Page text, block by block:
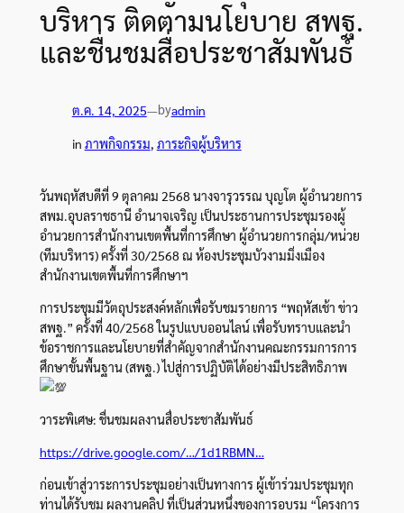
บริหาร ติดตามนโยบาย สพฐ.
และชื่นชมสื่อประชาสัมพันธ์
ต.ค. 14, 2025—byadmin
in ภาพกิจกรรม ภาระกิจผู้บริหาร
วันพฤหัสบดีที่ 9 ตุลาคม 2568 นางจารุวรรณ บุญโต ผู้อำนวยการ
สพม.อุบลราชธานี อำนาจเจริญ เป็นประธานการประชุมรองผู้
อำนวยการสำนักงานเขตพื้นที่การศึกษา ผู้อำนวยการกลุ่ม/หน่วย
(ทีมบริหาร) ครั้งที่ 30/2568 ณ ห้องประชุมบัวงามมิ่งเมือง
สำนักงานเขตพื้นที่การศึกษาฯ
การประชุมมีวัตถุประสงค์หลักเพื่อรับชมรายการ “พฤหัสเช้า ข่าว
สพฐ.” ครั้งที่ 40/2568 ในรูปแบบออนไลน์ เพื่อรับทราบและนำ
ข้อราชการและนโยบายที่สำคัญจากสำนักงานคณะกรรมการการ
ศึกษาขั้นพื้นฐาน (สพฐ.) ไปสู่การปฏิบัติได้อย่างมีประสิทธิภาพ
วาระพิเศษ: ชื่นชมผลงานสื่อประชาสัมพันธ์
https://drive.google.com/…/1d1RBMN…
ก่อนเข้าสู่วาระการประชุมอย่างเป็นทางการ ผู้เข้าร่วมประชุมทุก
ท่านได้รับชม ผลงานคลิป ที่เป็นส่วนหนึ่งของการอบรม “โครงการ